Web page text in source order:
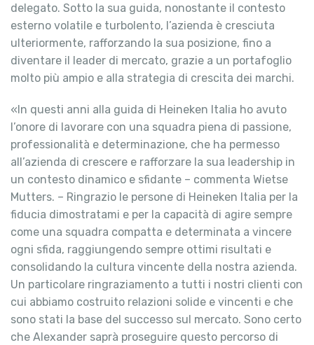
delegato. Sotto la sua guida, nonostante il contesto
esterno volatile e turbolento, l’azienda è cresciuta
ulteriormente, rafforzando la sua posizione, fino a
diventare il leader di mercato, grazie a un portafoglio
molto più ampio e alla strategia di crescita dei marchi.
«In questi anni alla guida di Heineken Italia ho avuto
l’onore di lavorare con una squadra piena di passione,
professionalità e determinazione, che ha permesso
all’azienda di crescere e rafforzare la sua leadership in
un contesto dinamico e sfidante – commenta Wietse
Mutters. – Ringrazio le persone di Heineken Italia per la
fiducia dimostratami e per la capacità di agire sempre
come una squadra compatta e determinata a vincere
ogni sfida, raggiungendo sempre ottimi risultati e
consolidando la cultura vincente della nostra azienda.
Un particolare ringraziamento a tutti i nostri clienti con
cui abbiamo costruito relazioni solide e vincenti e che
sono stati la base del successo sul mercato. Sono certo
che Alexander saprà proseguire questo percorso di